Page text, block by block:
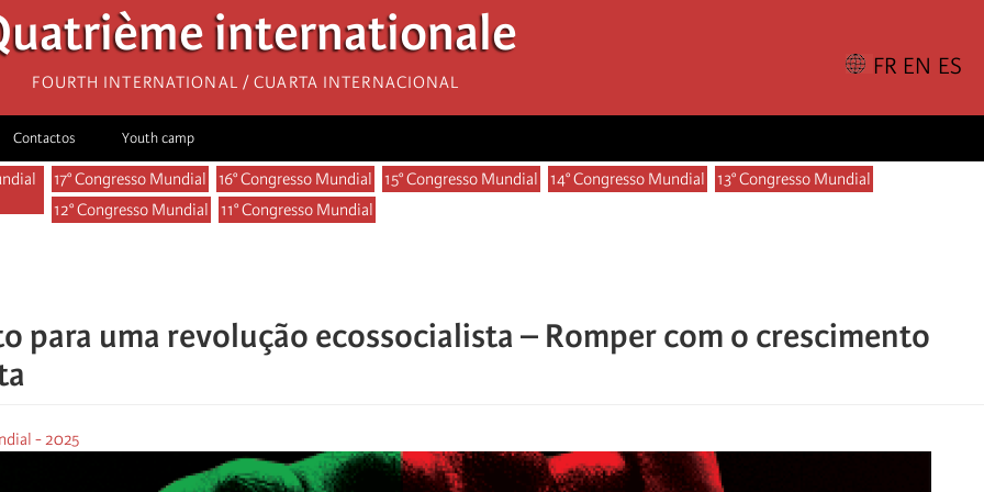
internationale
Fourth International / Cuarta Internacional
Contactos Youth camp
17° Congresso Mundial 16° Congresso Mundial 15° Congresso Mundial 14° Congresso Mundial
13° Congresso Mundial
12° Congresso Mundial
11° Congresso Mundial
para uma revolução ecossocialista – Romper com o crescimento
- 2025